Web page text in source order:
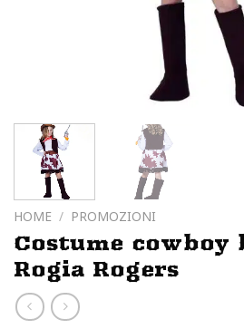
HOME / PROMOZIONI
Costume cowboy
Rogia Rogers